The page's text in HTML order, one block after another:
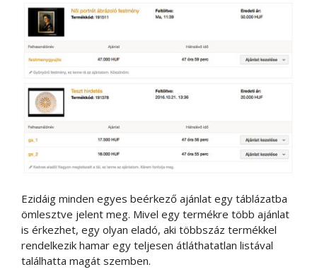
Ezidáig minden egyes beérkező ajánlat egy táblázatba
ömlesztve jelent meg. Mivel egy termékre több ajánlat
is érkezhet, egy olyan eladó, aki többszáz termékkel
rendelkezik hamar egy teljesen átláthatatlan listával
találhatta magát szemben.